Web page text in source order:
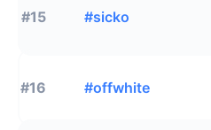
#15 #sicko
#16 #offwhite